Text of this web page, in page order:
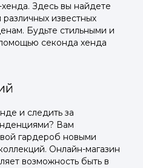
Здесь вы найдете
известных
Будьте стильными и
секонда хенда
и следить за
Вам
гардероб новыми
Онлайн-магазин
возможность быть в